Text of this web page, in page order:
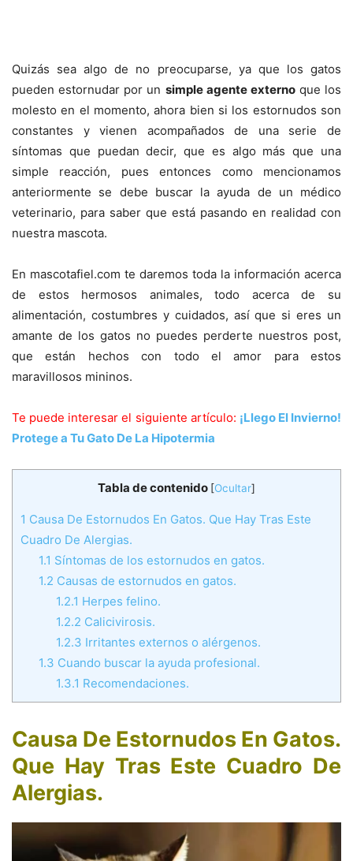
Quizás sea algo de no preocuparse, ya que los gatos
pueden estornudar por un simple agente externoque los
molesto en el momento, ahora bien si los estornudos son
constantes y vienen acompañados de una serie de
síntomas que puedan decir, que es algo más que una
simple reacción, pues entonces como mencionamos
anteriormente se debe buscar la ayuda de un médico
veterinario, para saber que está pasando en realidad con
nuestra mascota.
En mascotafiel.com te daremos toda la información acerca
de estos hermosos animales, todo acerca de su
alimentación, costumbres y cuidados, así que si eres un
amante de los gatos no puedes perderte nuestros post,
que están hechos con todo el amor para estos
maravillosos mininos.
Te puede interesar el siguiente artículo: ¡Llego El Invierno!
Protege a Tu Gato De La Hipotermia
Tabla de contenido [Ocultar]
1 Causa De Estornudos En Gatos. Que Hay Tras Este
Cuadro De Alergias.
1.1 Síntomas de los estornudos en gatos.
1.2 Causas de estornudos en gatos.
1.2.1 Herpes felino.
1.2.2 Calicivirosis.
1.2.3 Irritantes externos o alérgenos.
1.3 Cuando buscar la ayuda profesional.
1.3.1 Recomendaciones.
Causa De Estornudos En Gatos.
Que Hay Tras Este Cuadro De
Alergias.